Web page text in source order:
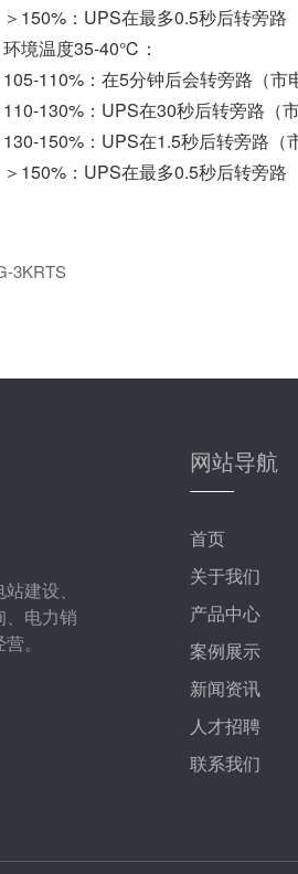
＞150%：UPS在最多0.5秒后转旁路
环境温度35-40℃：
105-110%：在5分钟后会转旁路（市
110-130%：UPS在30秒后转旁路（
130-150%：UPS在1.5秒后转旁路（
＞150%：UPS在最多0.5秒后转旁路
3KRTS
建设、
、电力销
。
网站导航
首页
关于我们
产品中心
案例展示
新闻资讯
人才招聘
联系我们